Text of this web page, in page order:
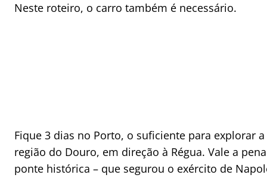
Neste roteiro, o carro também é necessário.
Fique 3 dias no Porto, o suficiente para explorar
região do Douro, em direção à Régua. Vale a
ponte histórica – que segurou o exército de